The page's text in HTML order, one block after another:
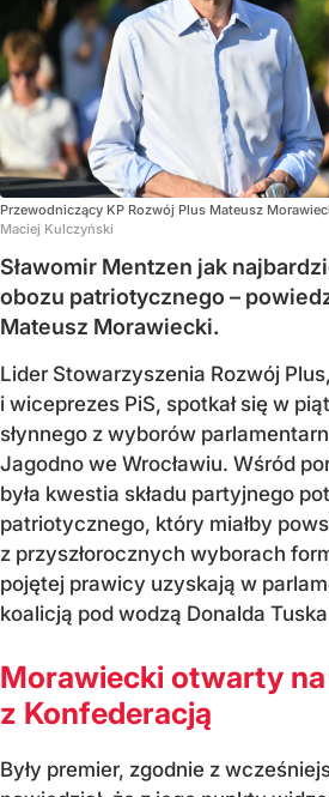
Przewodniczący KP Rozwój Plus Mateusz
Maciej Kulczyński
Sławomir Mentzen jak
obozu patriotycznego –
Mateusz Morawiecki.
Lider Stowarzyszenia Rozwój
i wiceprezes PiS, spotkał się w
słynnego z wyborów
Jagodno we Wrocławiu. Wśród
była kwestia składu partyjnego
patriotycznego, który miałby
z przyszłorocznych wyborach
pojętej prawicy uzyskają w
koalicją pod wodzą Donalda
Morawiecki otwarty na
z Konfederacją
Były premier, zgodnie z